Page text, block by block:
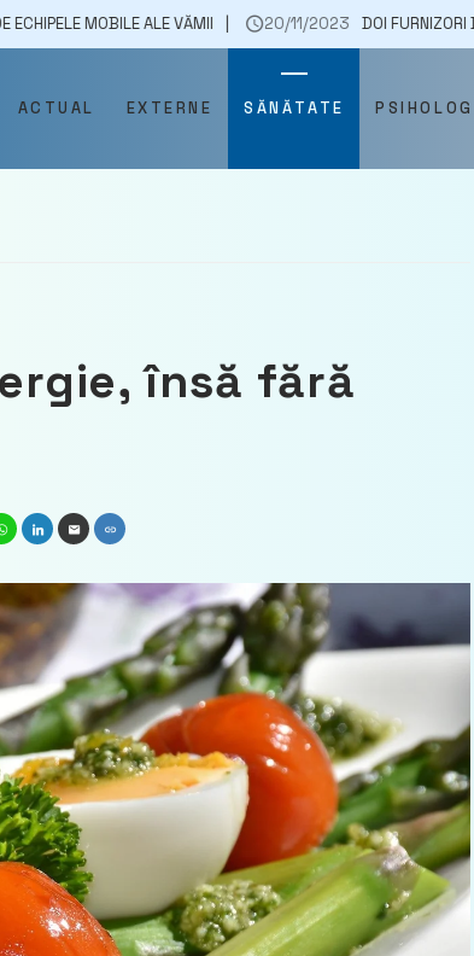
ALE VĂMII 20/11/2023 DOI FURNIZORI DE SERVICII
ACTUAL EXTERNE SĂNĂTATE
însă fără